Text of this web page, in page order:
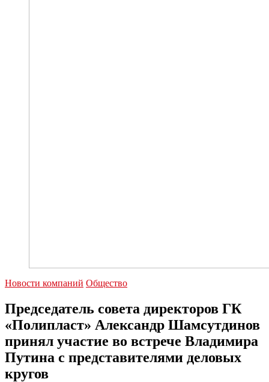
Новости компаний Общество
Председатель совета директоров ГК
«Полипласт» Александр Шамсутдинов
принял участие во встрече Владимира
Путина с представителями деловых
кругов